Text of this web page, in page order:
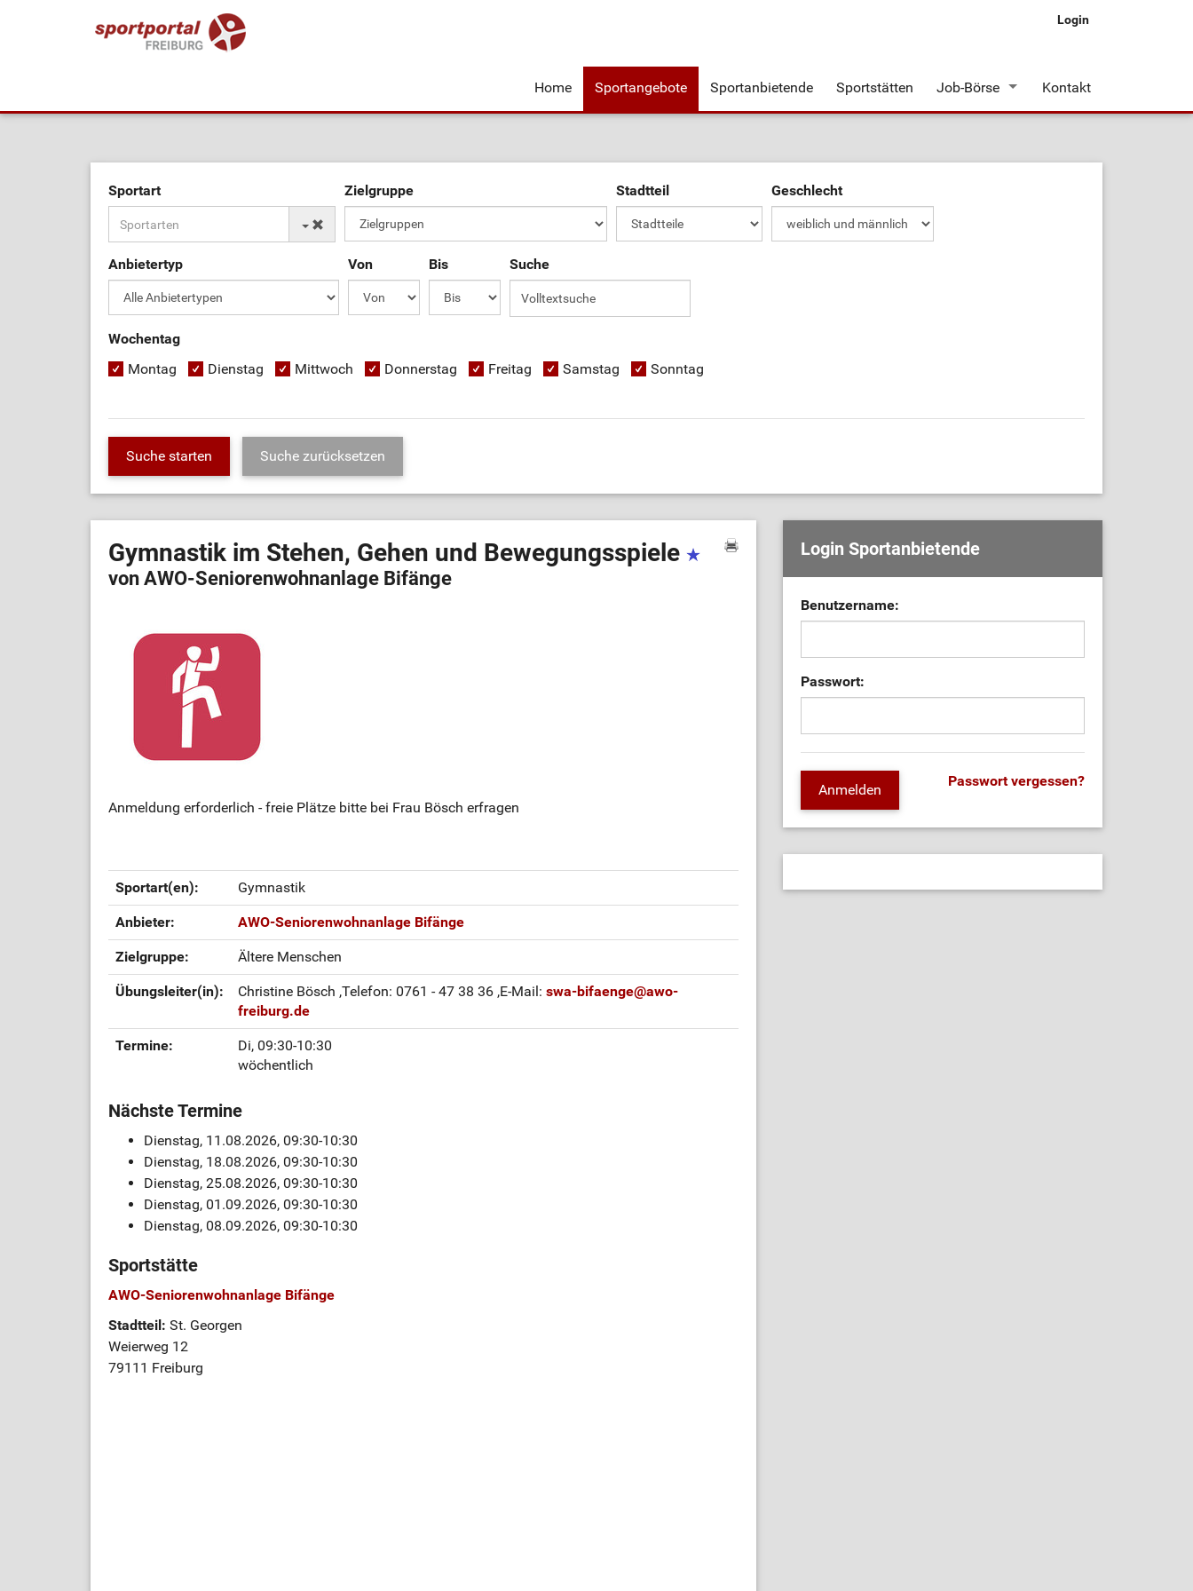
Login
Home Sportangebote Sportanbietende Sportstätten Job-Börse Kontakt
Sportart Zielgruppe Stadtteil Geschlecht
Anbietertyp Von Bis Suche
Wochentag
Montag
Dienstag Mittwoch Donnerstag Freitag Samstag Sonntag
Gymnastik im Stehen, Gehen und Bewegungsspiele
von AWO-Seniorenwohnanlage Bifänge
Anmeldung erforderlich - freie Plätze bitte bei Frau Bösch erfragen
Sportart(en): Gymnastik
Anbieter: AWO-Seniorenwohnanlage Bifänge
Zielgruppe: Ältere Menschen
Übungsleiter(in): Christine Bösch ,Telefon: 0761 - 47 38 36 ,E-Mail: swa-bifaenge@awo-
freiburg.de
Termine:
Di, 09:30-10:30
wöchentlich
Nächste Termine
Dienstag, 11.08.2026, 09:30-10:30
Dienstag, 18.08.2026, 09:30-10:30
Dienstag, 25.08.2026, 09:30-10:30
Dienstag, 01.09.2026, 09:30-10:30
Dienstag, 08.09.2026, 09:30-10:30
Sportstätte
AWO-Seniorenwohnanlage Bifänge
Stadtteil: St. Georgen
Weierweg 12
79111 Freiburg
Login Sportanbietende
Benutzername:
Passwort:
Passwort vergessen?